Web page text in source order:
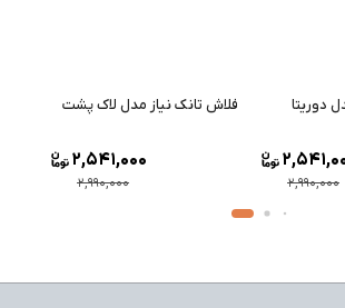
دوریتا
2,990,000
فلاش تانک نیاز مدل لاک پشت
2,990,000
2,541,000